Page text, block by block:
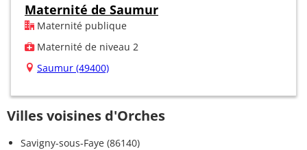
Maternité de Saumur
Maternité publique
Maternité de niveau 2
Saumur (49400)
Villes voisines d'Orches
Savigny-sous-Faye (86140)